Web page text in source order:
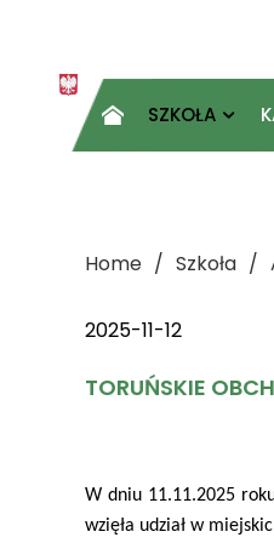
 SZKOŁA
Home Szkoła
2025-11-12
TORUŃSKIE
W dniu 11.11.2025
wzięła udział w